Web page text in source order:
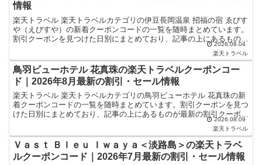
情報
楽天トラベル 楽天トラベルカテゴリの伊豆長岡温泉 招福の宿 ゑびす
や（えびすや）の新着クーポンコードの一覧を随時まとめています。
割引クーポンを見つけた日別にまとめており、記事の上にあるものが
最新の割引クーポンになります。ホテル・旅館宿泊の予... 2026.08.04
楽天トラベル
鳥羽ビューホテル 花真珠の楽天トラベルクーポンコー
ド｜2026年8月最新の割引・セール情報
楽天トラベル 楽天トラベルカテゴリの鳥羽ビューホテル 花真珠の新
着クーポンコードの一覧を随時まとめています。割引クーポンを見つ
けた日別にまとめており、記事の上にあるものが最新の割引クーポン
になります。ホテル・旅館宿泊の予約などで使えるクーポ...2026.08.09
楽天トラベル
Ｖａｓｔ Ｂｌｅｕ Ｉｗａｙａ＜淡路島＞の楽天トラベ
ルクーポンコード｜2026年7月最新の割引・セール情報